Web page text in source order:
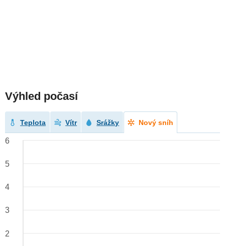
Výhled počasí
Teplota Vítr Srážky Nový sníh
6
5
4
3
2